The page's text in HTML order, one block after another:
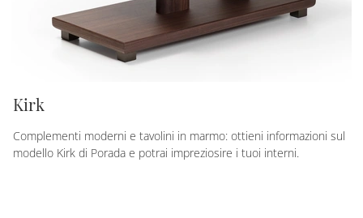
Kirk
Complementi moderni e tavolini in marmo: ottieni informazioni sul
modello Kirk di Porada e potrai impreziosire i tuoi interni.